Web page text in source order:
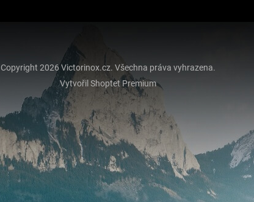
Vytvořil Shoptet Premium
Copyright 2026Victorinox.cz. Všechna práva vyhrazena.